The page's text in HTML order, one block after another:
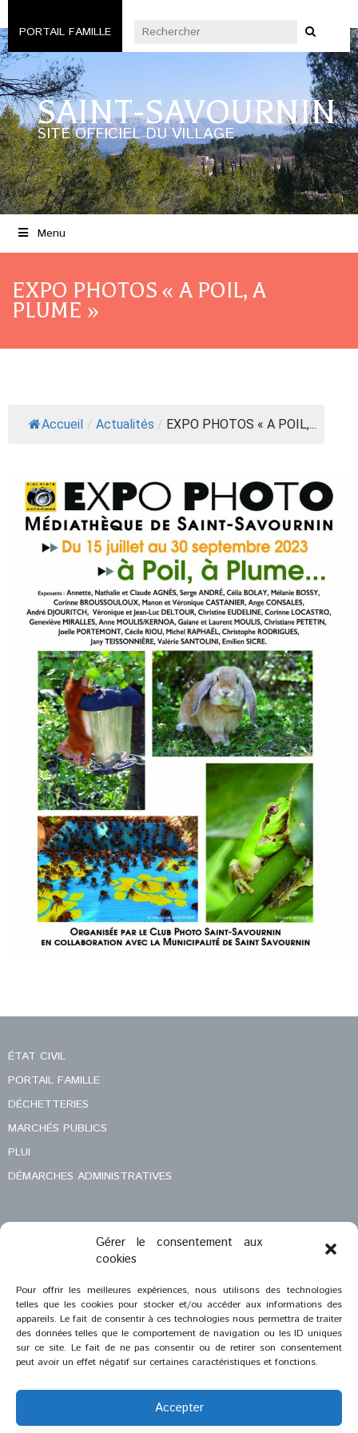
Gérer le consentement aux
cookies
Pour offrir les meilleures expériences, nous utilisons des technologies
telles que les cookies pour stocker et/ou accéder aux informations des
appareils. Le fait de consentir à ces technologies nous permettra de traiter
des données telles que le comportement de navigation ou les ID uniques
sur ce site. Le fait de ne pas consentir ou de retirer son consentement
peut avoir un effet négatif sur certaines caractéristiques et fonctions.
Accepter
PORTAIL FAMILLE
SAINT-SAVOURNIN
SITE OFFICIEL DU VILLAGE
Menu
EXPO PHOTOS « A POIL, A
PLUME »
Accueil / Actualités / EXPO PHOTOS « A POIL,...
ÉTAT CIVIL
PORTAIL FAMILLE
DÉCHETTERIES
MARCHÉS PUBLICS
PLUI
DÉMARCHES ADMINISTRATIVES
MENTIONS LÉGALES